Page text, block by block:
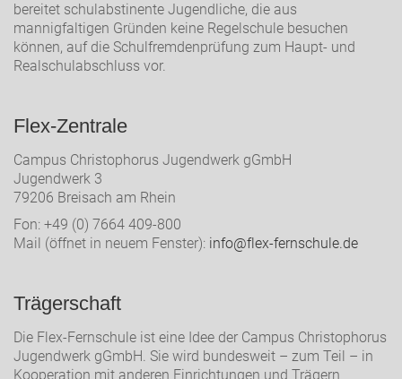
bereitet schulabstinente Jugendliche, die aus
mannigfaltigen Gründen keine Regelschule besuchen
können, auf die Schulfremdenprüfung zum Haupt- und
Realschulabschluss vor.
Flex-Zentrale
Campus Christophorus Jugendwerk gGmbH
Jugendwerk 3
79206 Breisach am Rhein
Fon: +49 (0) 7664 409-800
Mail (öffnet in neuem Fenster): info@flex-fernschule.de
Trägerschaft
Die Flex-Fernschule ist eine Idee der Campus Christophorus
Jugendwerk gGmbH. Sie wird bundesweit – zum Teil – in
Kooperation mit anderen Einrichtungen und Trägern